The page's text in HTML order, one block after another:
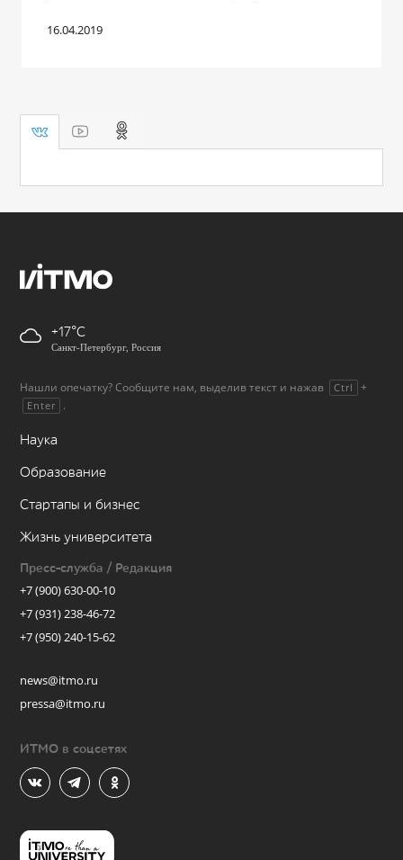
16.04.2019
+17
Санкт-Петербург, Россия
Нашли опечатку? Сообщите нам, выделив текст и нажав Ctrl +
Enter .
Наука
Образование
Стартапы и бизнес
Жизнь университета
Пресс-служба / Редакция
+7 (900) 630-00-10
+7 (931) 238-46-72
+7 (950) 240-15-62
news@itmo.ru
pressa@itmo.ru
ИТМО в соцсетях